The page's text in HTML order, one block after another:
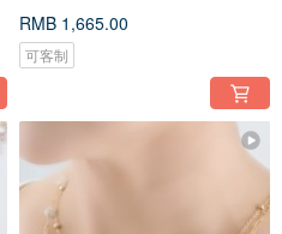
RMB 1,665.00
可客制